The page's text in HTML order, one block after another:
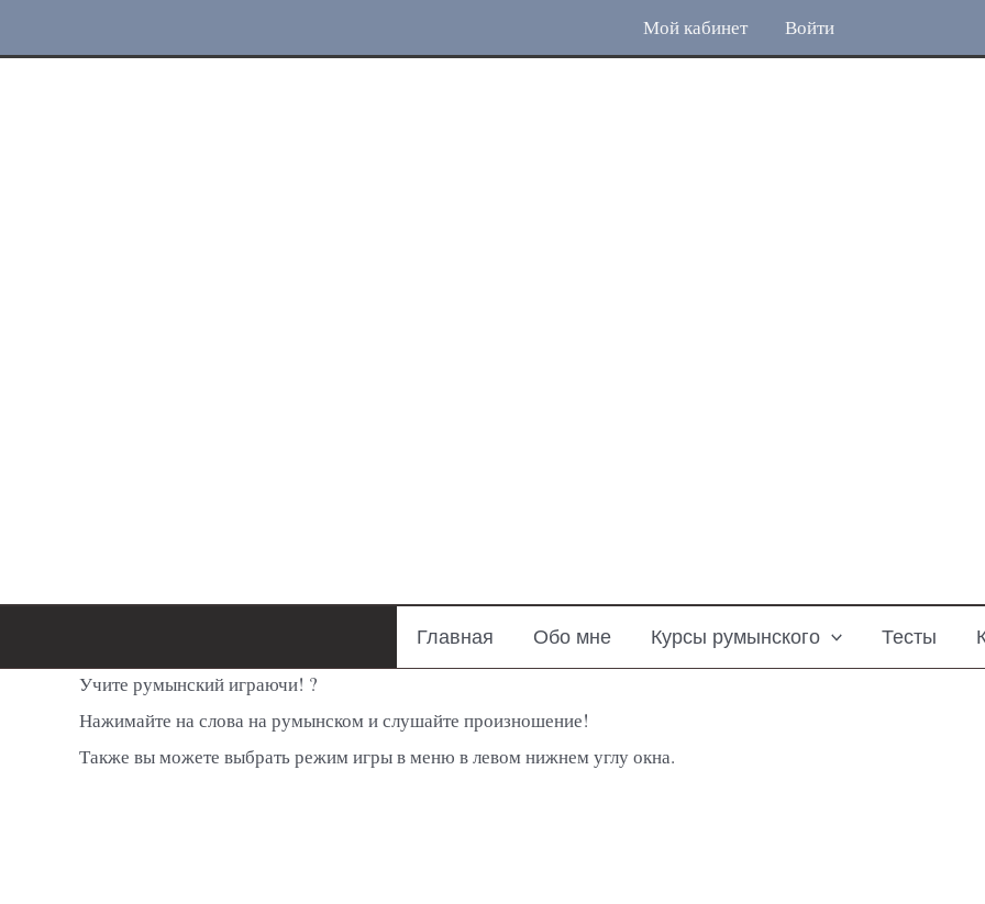
Мой кабинет Войти
Главная Обо мне Курсы румынского Тесты
Учите румынский играючи! ?
Нажимайте на слова на румынском и слушайте произношение!
Также вы можете выбрать режим игры в меню в левом нижнем углу окна.